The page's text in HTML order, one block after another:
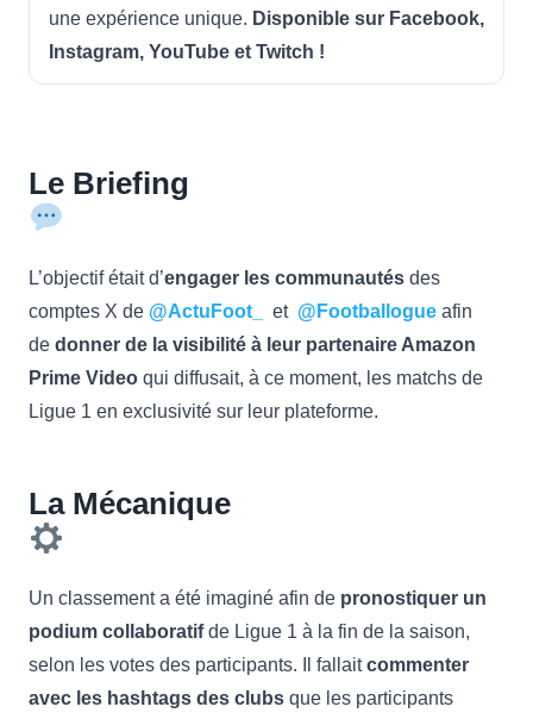
une expérience unique. Disponible sur Facebook,
Instagram, YouTube et Twitch !
Le Briefing
L’objectif était d’engager les communautés des
comptes X de @ActuFoot_ et @Footballogue afin
de donner de la visibilité à leur partenaire Amazon
Prime Video qui diffusait, à ce moment, les matchs de
Ligue 1 en exclusivité sur leur plateforme.
La Mécanique
Un classement a été imaginé afin de pronostiquer un
podium collaboratifde Ligue 1 à la fin de la saison,
selon les votes des participants. Il fallaitcommenter
avec les hashtags des clubs que les participants